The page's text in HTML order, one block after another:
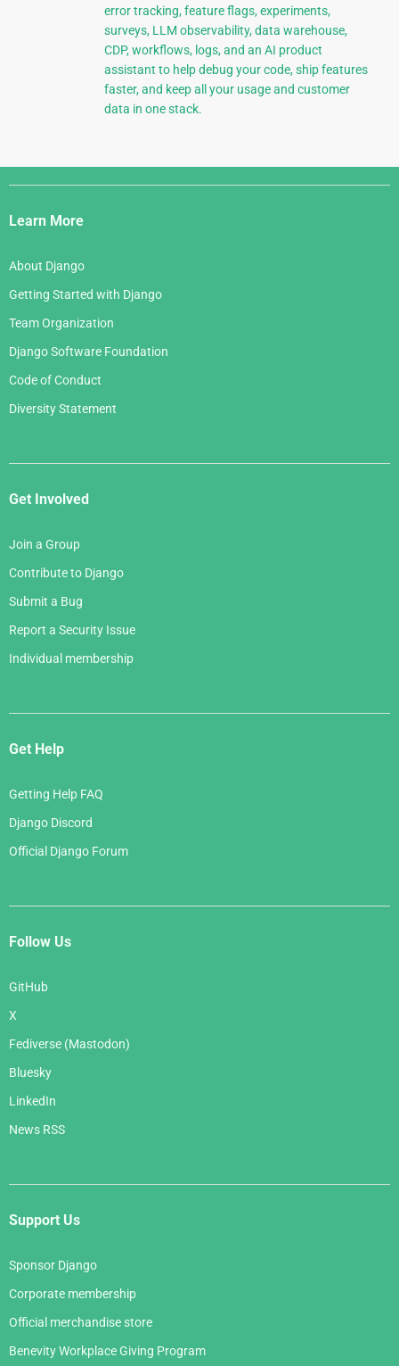
error tracking, feature flags, experiments,
surveys, LLM observability, data warehouse,
CDP, workflows, logs, and an AI product
assistant to help debug your code, ship features
faster, and keep all your usage and customer
data in one stack.
Django
Links
Learn More
About Django
Getting Started with Django
Team Organization
Django Software Foundation
Code of Conduct
Diversity Statement
Get Involved
Join a Group
Contribute to Django
Submit a Bug
Report a Security Issue
Individual membership
Get Help
Getting Help FAQ
Django Discord
Official Django Forum
Follow Us
GitHub
X
Fediverse (Mastodon)
Bluesky
LinkedIn
News RSS
Support Us
Sponsor Django
Corporate membership
Official merchandise store
Benevity Workplace Giving Program